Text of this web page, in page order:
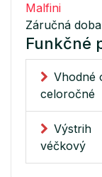
Malfini
Záručná
Funkčné
Vhodné
celoročné
Výstrih
véčkový